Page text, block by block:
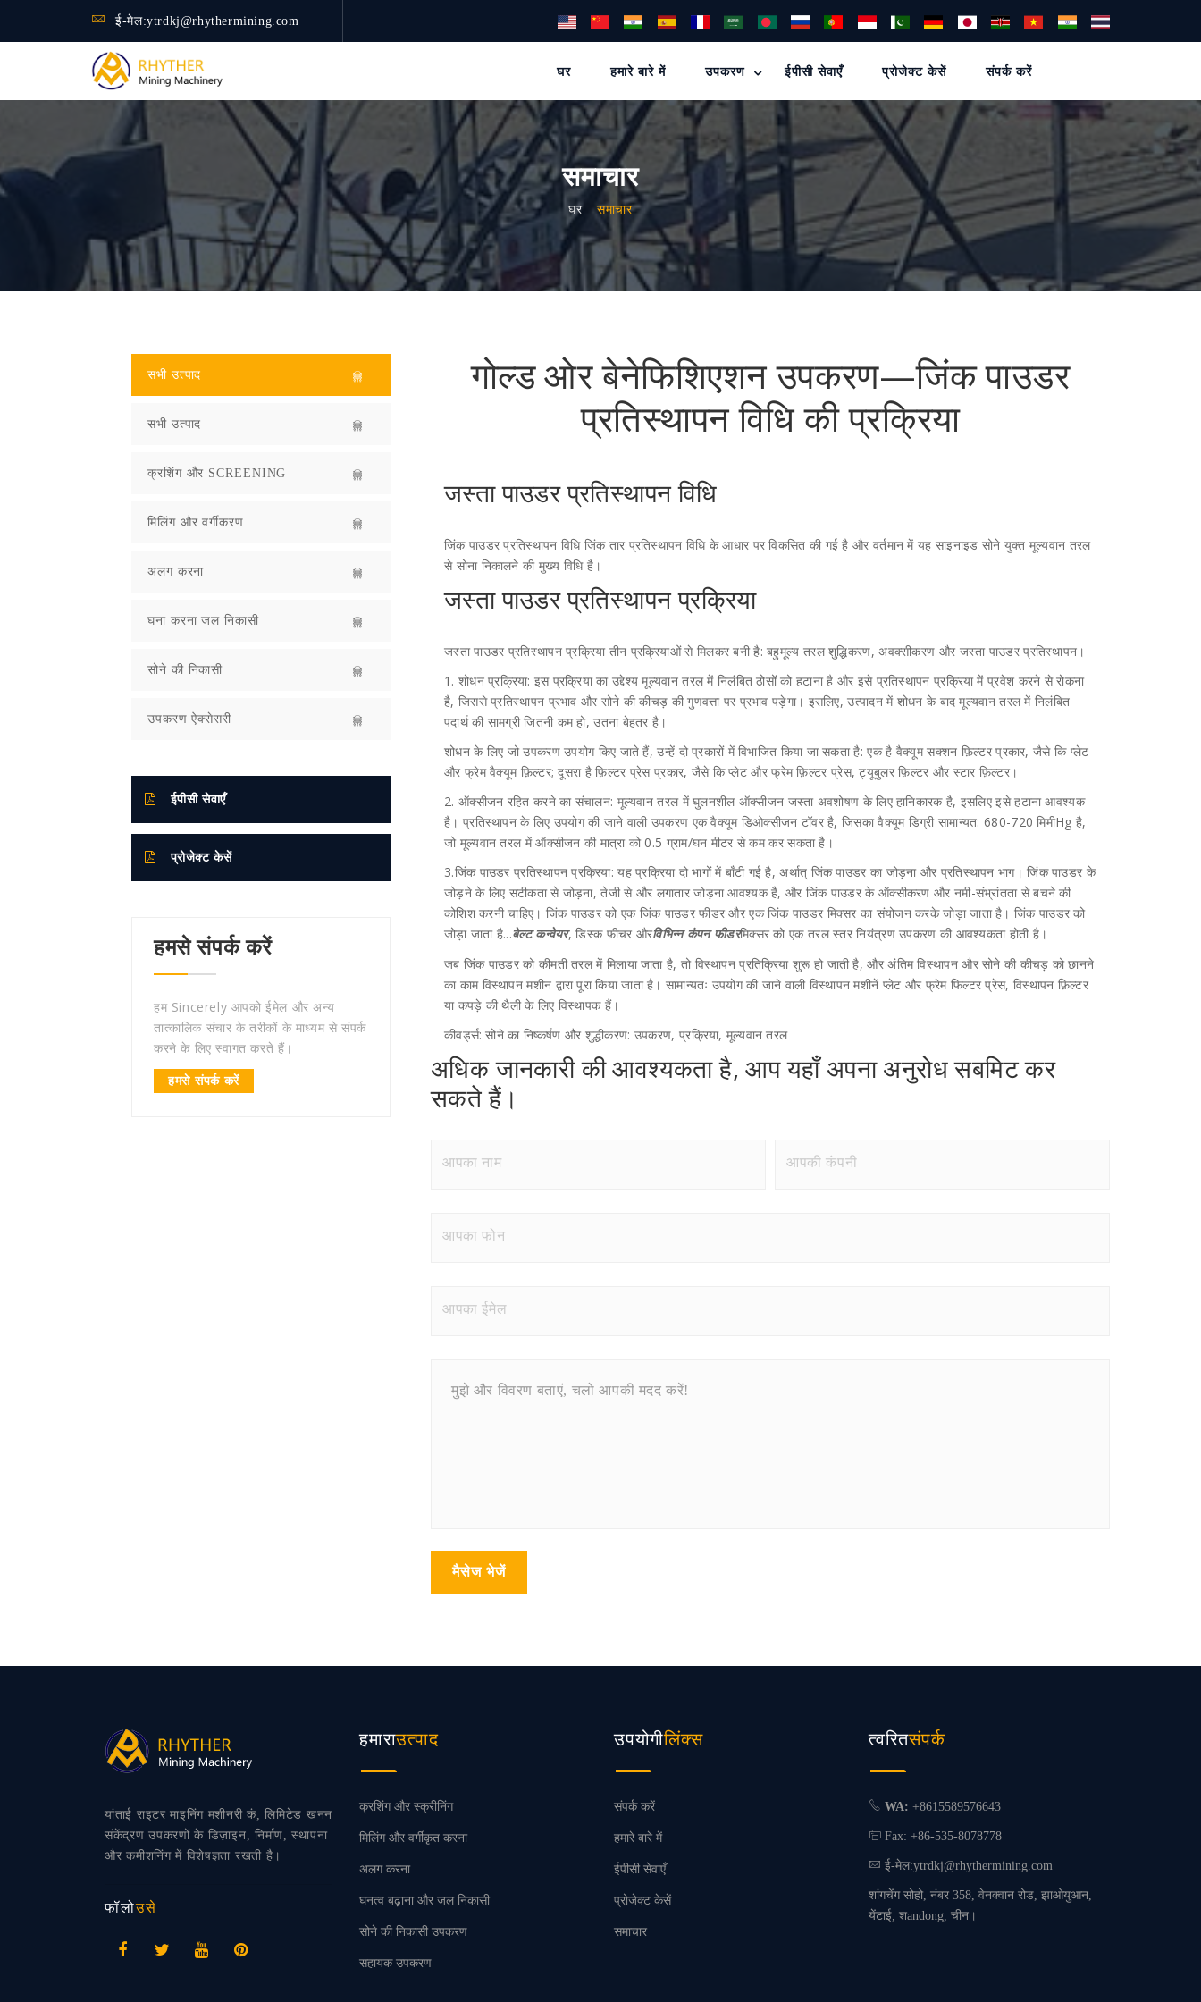
ई-मेल:ytrdkj@rhythermining.com
घर हमारे बारे में उपकरण ईपीसी सेवाएँ प्रोजेक्ट केसें संपर्क करें
समाचार
घर समाचार
सभी उत्पाद
सभी उत्पाद
क्रशिंग और SCREENING
मिलिंग और वर्गीकरण
अलग करना
घना करना जल निकासी
सोने की निकासी
उपकरण ऐक्सेसरी
ईपीसी सेवाएँ
प्रोजेक्ट केसें
हमसे संपर्क करें
हम Sincerely आपको ईमेल और अन्य
तात्कालिक संचार के तरीकों के माध्यम से संपर्क
करने के लिए स्वागत करते हैं।
हमसे संपर्क करें
गोल्ड ओर बेनेफिशिएशन उपकरण—जिंक पाउडर
प्रतिस्थापन विधि की प्रक्रिया
जस्ता पाउडर प्रतिस्थापन विधि
जिंक पाउडर प्रतिस्थापन विधि जिंक तार प्रतिस्थापन विधि के आधार पर विकसित की गई है और वर्तमान में यह साइनाइड सोने युक्त मूल्यवान तरल
से सोना निकालने की मुख्य विधि है।
जस्ता पाउडर प्रतिस्थापन प्रक्रिया
जस्ता पाउडर प्रतिस्थापन प्रक्रिया तीन प्रक्रियाओं से मिलकर बनी है: बहुमूल्य तरल शुद्धिकरण, अवक्सीकरण और जस्ता पाउडर प्रतिस्थापन।
1. शोधन प्रक्रिया: इस प्रक्रिया का उद्देश्य मूल्यवान तरल में निलंबित ठोसों को हटाना है और इसे प्रतिस्थापन प्रक्रिया में प्रवेश करने से रोकना
है, जिससे प्रतिस्थापन प्रभाव और सोने की कीचड़ की गुणवत्ता पर प्रभाव पड़ेगा। इसलिए, उत्पादन में शोधन के बाद मूल्यवान तरल में निलंबित
पदार्थ की सामग्री जितनी कम हो, उतना बेहतर है।
शोधन के लिए जो उपकरण उपयोग किए जाते हैं, उन्हें दो प्रकारों में विभाजित किया जा सकता है: एक है वैक्यूम सक्शन फ़िल्टर प्रकार, जैसे कि प्लेट
और फ्रेम वैक्यूम फ़िल्टर; दूसरा है फ़िल्टर प्रेस प्रकार, जैसे कि प्लेट और फ्रेम फ़िल्टर प्रेस, ट्यूबुलर फ़िल्टर और स्टार फ़िल्टर।
2. ऑक्सीजन रहित करने का संचालन: मूल्यवान तरल में घुलनशील ऑक्सीजन जस्ता अवशोषण के लिए हानिकारक है, इसलिए इसे हटाना आवश्यक
है। प्रतिस्थापन के लिए उपयोग की जाने वाली उपकरण एक वैक्यूम डिओक्सीजन टॉवर है, जिसका वैक्यूम डिग्री सामान्यत: 680-720 मिमीHg है,
जो मूल्यवान तरल में ऑक्सीजन की मात्रा को 0.5 ग्राम/घन मीटर से कम कर सकता है।
3.जिंक पाउडर प्रतिस्थापन प्रक्रिया: यह प्रक्रिया दो भागों में बाँटी गई है, अर्थात् जिंक पाउडर का जोड़ना और प्रतिस्थापन भाग। जिंक पाउडर के
जोड़ने के लिए सटीकता से जोड़ना, तेजी से और लगातार जोड़ना आवश्यक है, और जिंक पाउडर के ऑक्सीकरण और नमी-संभ्रांतता से बचने की
कोशिश करनी चाहिए। जिंक पाउडर को एक जिंक पाउडर फीडर और एक जिंक पाउडर मिक्सर का संयोजन करके जोड़ा जाता है। जिंक पाउडर को
जोड़ा जाता है...बेल्ट कन्वेयर, डिस्क फ़ीचर औरविभिन्न कंपन फीडरमिक्सर को एक तरल स्तर नियंत्रण उपकरण की आवश्यकता होती है।
जब जिंक पाउडर को कीमती तरल में मिलाया जाता है, तो विस्थापन प्रतिक्रिया शुरू हो जाती है, और अंतिम विस्थापन और सोने की कीचड़ को छानने
का काम विस्थापन मशीन द्वारा पूरा किया जाता है। सामान्यतः उपयोग की जाने वाली विस्थापन मशीनें प्लेट और फ्रेम फिल्टर प्रेस, विस्थापन फ़िल्टर
या कपड़े की थैली के लिए विस्थापक हैं।
कीवर्ड्स: सोने का निष्कर्षण और शुद्धीकरण: उपकरण, प्रक्रिया, मूल्यवान तरल
अधिक जानकारी की आवश्यकता है, आप यहाँ अपना अनुरोध सबमिट कर
सकते हैं।
मैसेज भेजें
यांताई राइटर माइनिंग मशीनरी कं, लिमिटेड खनन
संकेंद्रण उपकरणों के डिज़ाइन, निर्माण, स्थापना
और कमीशनिंग में विशेषज्ञता रखती है।
फॉलोउसे
हमाराउत्पाद
क्रशिंग और स्क्रीनिंग
मिलिंग और वर्गीकृत करना
अलग करना
घनत्व बढ़ाना और जल निकासी
सोने की निकासी उपकरण
सहायक उपकरण
उपयोगीलिंक्स
संपर्क करें
हमारे बारे में
ईपीसी सेवाएँ
प्रोजेक्ट केसें
समाचार
त्वरितसंपर्क
WA: +8615589576643
Fax: +86-535-8078778
ई-मेल:ytrdkj@rhythermining.com
शांगचेंग सोहो, नंबर 358, वेनक्वान रोड, झाओयुआन,
येंटाई, शandong, चीन।